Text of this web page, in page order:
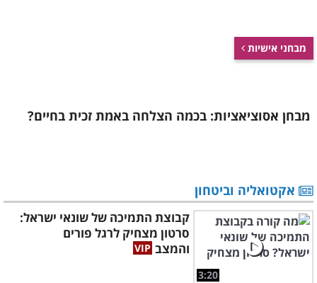
מבחני אישיות
מבחן אסוציאציות: בכמה הצלחה באמת זכית בחיים?
אקטואליה וביטחון
3:20
קבוצת התמיכה של שונאי ישראל:
סרטון מצחיק לרגל פורים
והמצב